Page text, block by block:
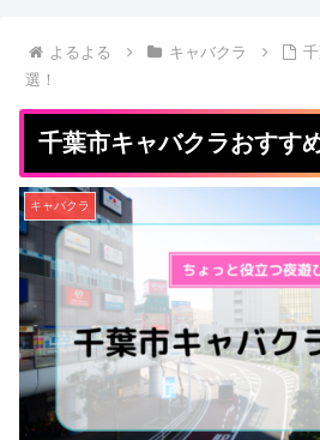
よるよる キャバクラ
選！
千葉市キャバクラおすす
キャバクラ